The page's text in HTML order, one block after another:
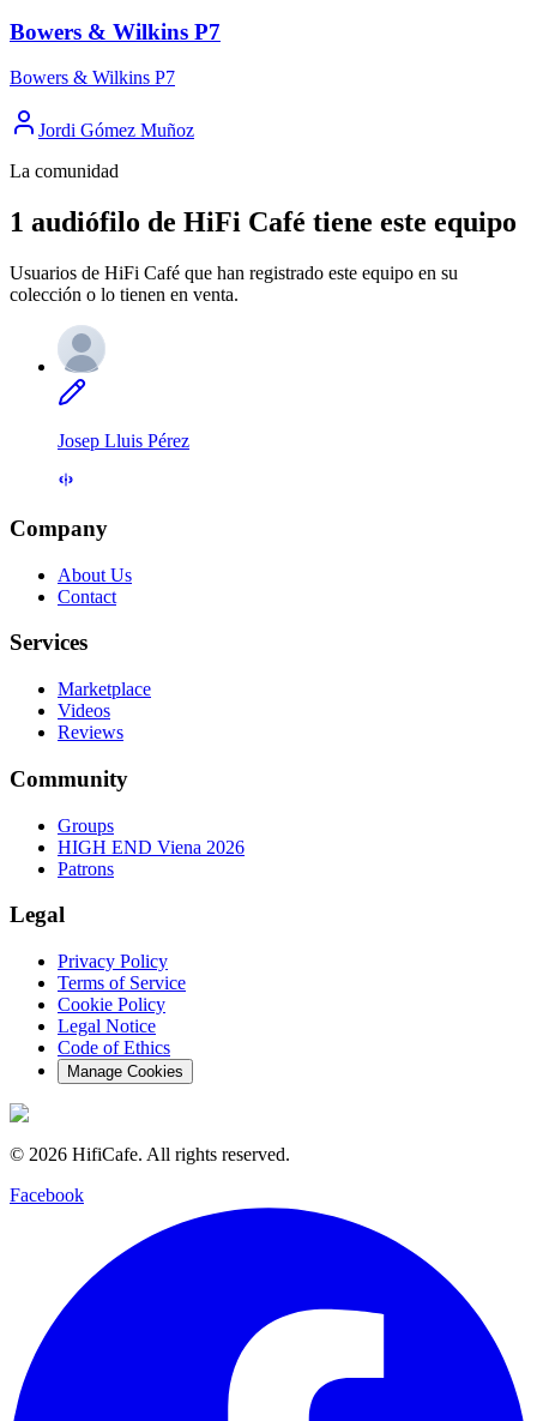
Bowers & Wilkins P7
Bowers & Wilkins P7
Jordi Gómez Muñoz
La comunidad
1 audiófilo de HiFi Café tiene este equipo
Usuarios de HiFi Café que han registrado este equipo en su
colección o lo tienen en venta.
Josep Lluis Pérez
Company
About Us
Contact
Services
Marketplace
Videos
Reviews
Community
Groups
HIGH END Viena 2026
Patrons
Legal
Privacy Policy
Terms of Service
Cookie Policy
Legal Notice
Code of Ethics
Manage Cookies
© 2026 HifiCafe. All rights reserved.
Facebook